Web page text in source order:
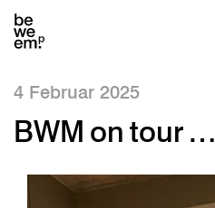
4 Februar 2025
BWM on tour …